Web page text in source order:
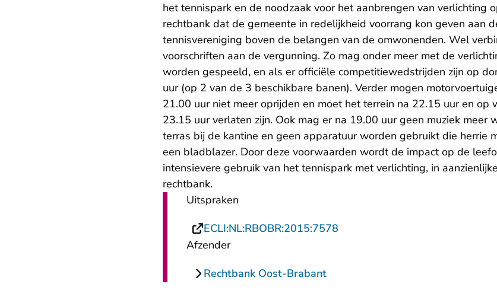
het tennispark en de noodzaak voor het aanbrengen van verlichting
rechtbank dat de gemeente in redelijkheid voorrang kon geven aan
tennisvereniging boven de belangen van de omwonenden. Wel
voorschriften aan de vergunning. Zo mag onder meer met de
worden gespeeld, en als er officiële competitiewedstrijden zijn op
uur (op 2 van de 3 beschikbare banen). Verder mogen
21.00 uur niet meer oprijden en moet het terrein na 22.15 uur en op
23.15 uur verlaten zijn. Ook mag er na 19.00 uur geen muziek meer
terras bij de kantine en geen apparatuur worden gebruikt die herrie
een bladblazer. Door deze voorwaarden wordt de impact op de
intensievere gebruik van het tennispark met verlichting, in
rechtbank.
Uitspraken
ECLI:NL:RBOBR:2015:7578
Afzender
Rechtbank Oost-Brabant